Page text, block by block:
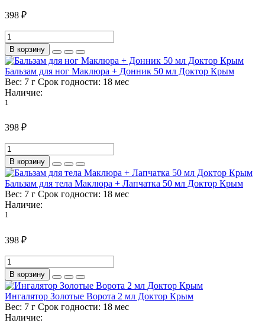
398 ₽
В корзину
Бальзам для ног Маклюра + Донник 50 мл Доктор Крым
Вес: 7 г Срок годности: 18 мес
Наличие:
1
398 ₽
В корзину
Бальзам для тела Маклюра + Лапчатка 50 мл Доктор Крым
Вес: 7 г Срок годности: 18 мес
Наличие:
1
398 ₽
В корзину
Ингалятор Золотые Ворота 2 мл Доктор Крым
Вес: 7 г Срок годности: 18 мес
Наличие: